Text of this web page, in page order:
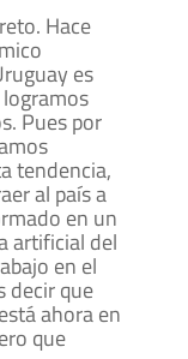
Hace
es
Pues por
tendencia,
al país a
en un
artificial del
en el
decir que
ahora en
que